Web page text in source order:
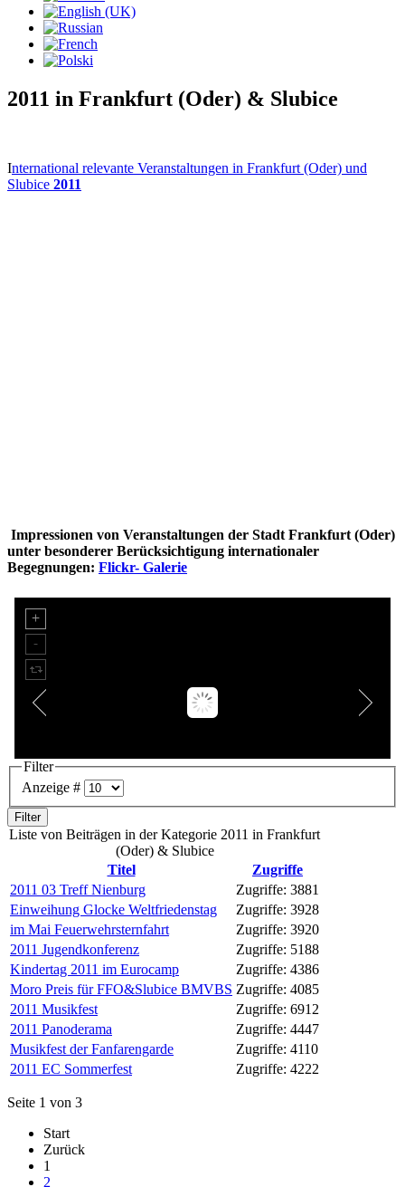
2011 in Frankfurt (Oder) & Slubice
International relevante Veranstaltungen in Frankfurt (Oder) und
Slubice 2011
Impressionen von Veranstaltungen der Stadt Frankfurt (Oder)
unter besonderer Berücksichtigung internationaler
Begegnungen: Flickr- Galerie
Filter
Anzeige #
Filter
Liste von Beiträgen in der Kategorie 2011 in Frankfurt
(Oder) & Slubice
Titel
Zugriffe
2011 03 Treff Nienburg
Zugriffe: 3881
Einweihung Glocke Weltfriedenstag
Zugriffe: 3928
im Mai Feuerwehrsternfahrt
Zugriffe: 3920
2011 Jugendkonferenz
Zugriffe: 5188
Kindertag 2011 im Eurocamp
Zugriffe: 4386
Moro Preis für FFO&Slubice BMVBS Zugriffe: 4085
2011 Musikfest
Zugriffe: 6912
2011 Panoderama
Zugriffe: 4447
Musikfest der Fanfarengarde
Zugriffe: 4110
2011 EC Sommerfest
Zugriffe: 4222
Seite 1 von 3
Start
Zurück
1
2